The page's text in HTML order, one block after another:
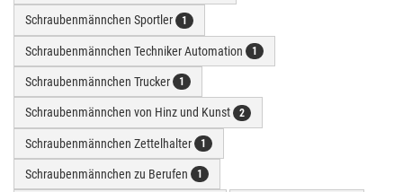
Schraubenmännchen Sportler 1
Schraubenmännchen Techniker Automation 1
Schraubenmännchen Trucker 1
Schraubenmännchen von Hinz und Kunst 2
Schraubenmännchen Zettelhalter 1
Schraubenmännchen zu Berufen 1